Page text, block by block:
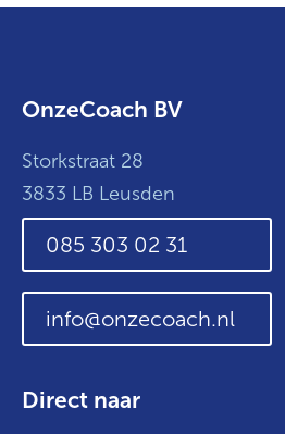
OnzeCoach BV
Storkstraat 28
3833 LB Leusden
085 303 02 31
info@onzecoach.nl
Direct naar